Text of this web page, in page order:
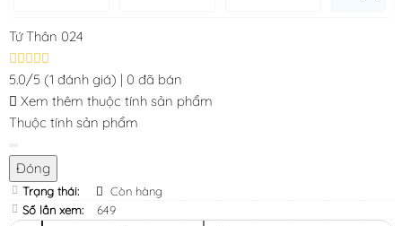
Tứ Thân 024
5.0/5 (1 đánh giá) | 0 đã bán
Xem thêm thuộc tính sản phẩm
Thuộc tính sản phẩm
Đóng
Trạng thái:
Còn hàng
Số lần xem:
649